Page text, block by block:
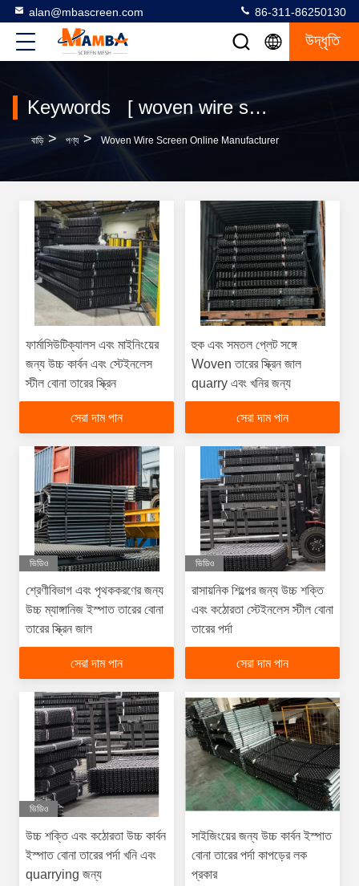
alan@mbascreen.com 86-311-86250130
উদ্ধৃতি
Keywords [ woven wire screen ] Match 353 পণ্য
বাড়ি > পণ্য > Woven Wire Screen Online Manufacturer
ফার্মাসিউটিক্যালস এবং মাইনিংয়ের
জন্য উচ্চ কার্বন এবং স্টেইনলেস
স্টীল বোনা তারের স্ক্রিন
সেরা দাম পান
হুক এবং সমতল প্লেট সঙ্গে
Woven তারের স্ক্রিন জাল
quarry এবং খনির জন্য
সেরা দাম পান
ভিডিও
শ্রেণীবিভাগ এবং পৃথককরণের জন্য
উচ্চ ম্যাঙ্গানিজ ইস্পাত তারের বোনা
তারের স্ক্রিন জাল
সেরা দাম পান
ভিডিও
রাসায়নিক শিল্পের জন্য উচ্চ শক্তি
এবং কঠোরতা স্টেইনলেস স্টীল বোনা
তারের পর্দা
সেরা দাম পান
ভিডিও
উচ্চ শক্তি এবং কঠোরতা উচ্চ কার্বন
ইস্পাত বোনা তারের পর্দা খনি এবং
quarrying জন্য
সাইজিংয়ের জন্য উচ্চ কার্বন ইস্পাত
বোনা তারের পর্দা কাপড়ের লক
প্রকার